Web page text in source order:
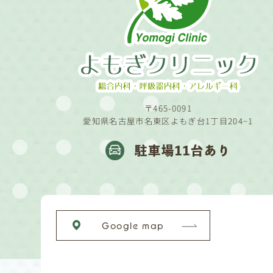
〒465-0091
愛知県名古屋市名東区よもぎ台1丁目204−1
駐車場11台あり
Google map